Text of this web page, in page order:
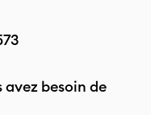
avez besoin de